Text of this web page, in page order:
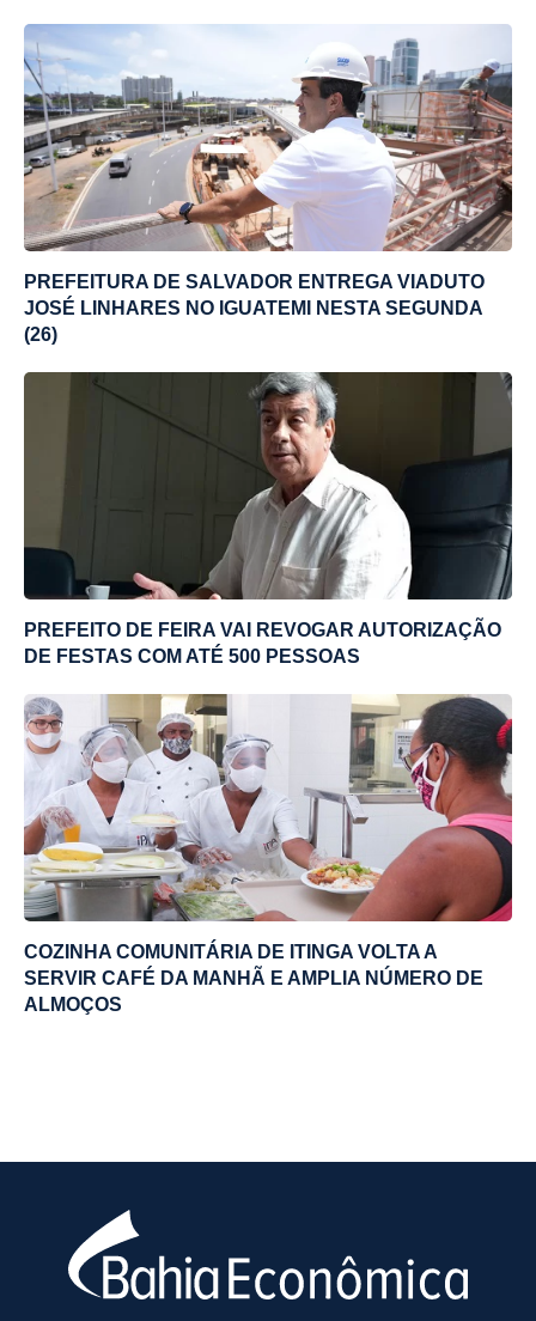
PREFEITURA DE SALVADOR ENTREGA VIADUTO
JOSÉ LINHARES NO IGUATEMI NESTA SEGUNDA
(26)
PREFEITO DE FEIRA VAI REVOGAR AUTORIZAÇÃO
DE FESTAS COM ATÉ 500 PESSOAS
COZINHA COMUNITÁRIA DE ITINGA VOLTA A
SERVIR CAFÉ DA MANHÃ E AMPLIA NÚMERO DE
ALMOÇOS